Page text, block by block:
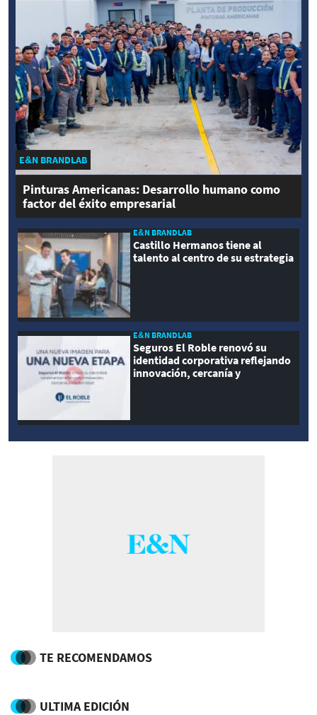
E&N BRANDLAB
Pinturas Americanas: Desarrollo humano como
factor del éxito empresarial
E&N BRANDLAB
Castillo Hermanos tiene al
talento al centro de su estrategia
E&N BRANDLAB
Seguros El Roble renovó su
identidad corporativa reflejando
innovación, cercanía y
TE RECOMENDAMOS
ULTIMA EDICIÓN